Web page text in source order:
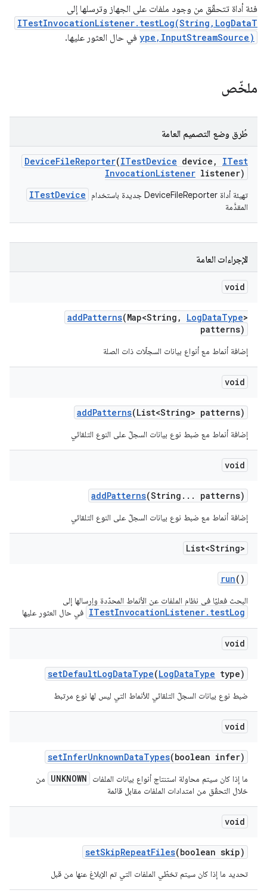
فئة أداة تتحقّق من وجود ملفات على الجهاز وترسلها إلى
ITestInvocationListener.testLog(String,LogDataT
ype,InputStreamSource) في حال العثور عليها.
ملخّص
طُرق وضع التصميم العامة
DeviceFileReporter(ITestDevice device ,
ITest
InvocationListener listener)
تهيئة أداة DeviceFileReporter جديدة باستخدام ITestDevice
المقدَّمة
الإجراءات العامة
void
addPatterns(Map<String , LogDataType>
patterns)
إضافة أنماط مع أنواع بيانات السجلّات ذات الصلة
void
addPatterns(List<String> patterns)
إضافة أنماط مع ضبط نوع بيانات السجلّ على النوع التلقائي
void
addPatterns(String . . . patterns)
إضافة أنماط مع ضبط نوع بيانات السجلّ على النوع التلقائي
List<String>
run()
البحث فعليًا في نظام الملفات عن الأنماط المحدّدة وإرسالها إلى
ITestInvocationListener.testLog في حال العثور عليها
void
setDefaultLogDataType(LogDataType type)
ضبط نوع بيانات السجلّ التلقائي للأنماط التي ليس لها نوع مرتبط
void
setInferUnknownDataTypes(boolean infer)
ما إذا كان سيتم محاولة استنتاج أنواع بيانات الملفات UNKNOWN
من
خلال التحقّق من امتدادات الملفات مقابل قائمة
void
setSkipRepeatFiles(boolean skip)
تحديد ما إذا كان سيتم تخطّي الملفات التي تم الإبلاغ عنها من قبل